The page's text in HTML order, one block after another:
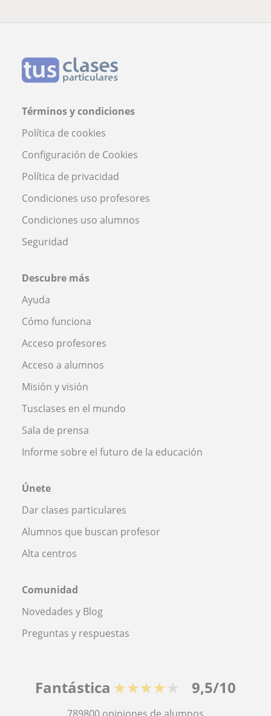
Términos y condiciones
Política de cookies
Configuración de Cookies
Política de privacidad
Condiciones uso profesores
Condiciones uso alumnos
Seguridad
Descubre más
Ayuda
Cómo funciona
Acceso profesores
Acceso a alumnos
Misión y visión
Tusclases en el mundo
Sala de prensa
Informe sobre el futuro de la educación
Únete
Dar clases particulares
Alumnos que buscan profesor
Alta centros
Comunidad
Novedades y Blog
Preguntas y respuestas
Fantástica ★★★★★ 9,5/10